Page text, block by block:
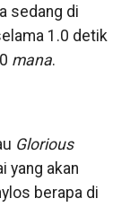
sedang di
1.0 detik
mana.
Glorious
yang akan
berapa di